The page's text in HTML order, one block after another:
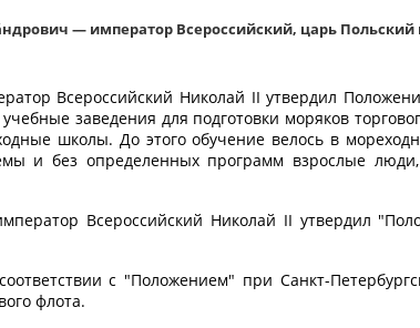
— император Всероссийский, царь Польский
Всероссийский Николай II утвердил
заведения для подготовки моряков
школы. До этого обучение велось в
и без определенных программ взрослые
Всероссийский Николай II утвердил
с "Положением" при Санкт-
флота.